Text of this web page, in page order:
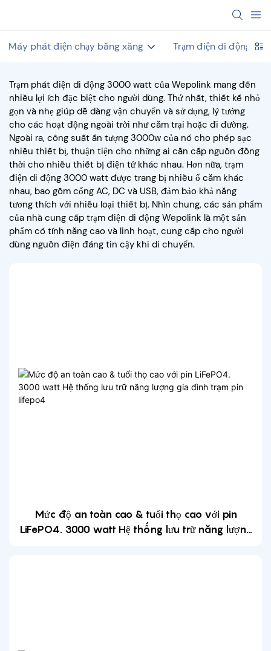
Máy phát điện chạy bằng xăng Trạm điện di động
Trạm phát điện di động 3000 watt của Wepolink mang đến
nhiều lợi ích đặc biệt cho người dùng. Thứ nhất, thiết kế nhỏ
gọn và nhẹ giúp dễ dàng vận chuyển và sử dụng, lý tưởng
cho các hoạt động ngoài trời như cắm trại hoặc đi đường.
Ngoài ra, công suất ấn tượng 3000w của nó cho phép sạc
nhiều thiết bị, thuận tiện cho những ai cần cấp nguồn đồng
thời cho nhiều thiết bị điện tử khác nhau. Hơn nữa, trạm
điện di động 3000 watt được trang bị nhiều ổ cắm khác
nhau, bao gồm cổng AC, DC và USB, đảm bảo khả năng
tương thích với nhiều loại thiết bị. Nhìn chung, các sản phẩm
của nhà cung cấp trạm điện di động Wepolink là một sản
phẩm có tính năng cao và linh hoạt, cung cấp cho người
dùng nguồn điện đáng tin cậy khi di chuyển.
Mức độ an toàn cao & tuổi thọ cao với pin
LiFePO4. 3000 watt Hệ thống lưu trữ năng lượng